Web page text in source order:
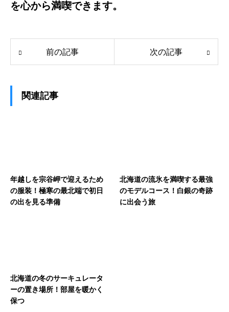
を心から満喫できます。
前の記事 次の記事
関連記事
年越しを宗谷岬で迎えるため
の服装！極寒の最北端で初日
の出を見る準備
北海道の流氷を満喫する最強
のモデルコース！白銀の奇跡
に出会う旅
北海道の冬のサーキュレータ
ーの置き場所！部屋を暖かく
保つ